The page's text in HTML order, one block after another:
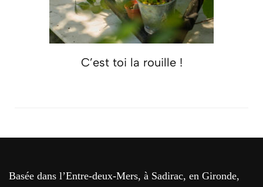
C’est toi la rouille !
Basée dans l’Entre-deux-Mers, à Sadirac, en Gironde,